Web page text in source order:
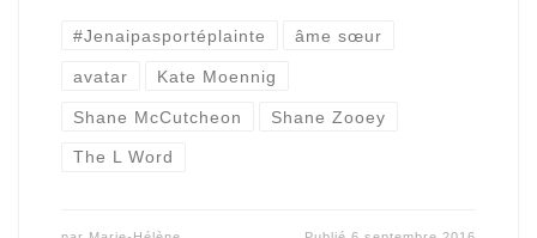
#Jenaipasportéplainte âme sœur
avatar Kate Moennig
Shane McCutcheon Shane Zooey
The L Word